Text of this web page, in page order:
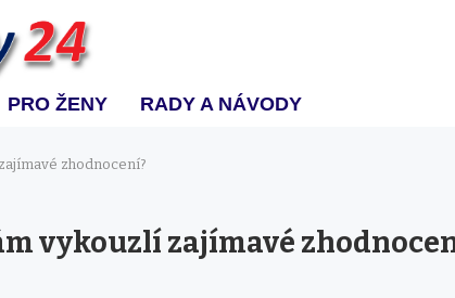
PRO ŽENY RADY A NÁVODY
zhodnocení?
vykouzlí zajímavé